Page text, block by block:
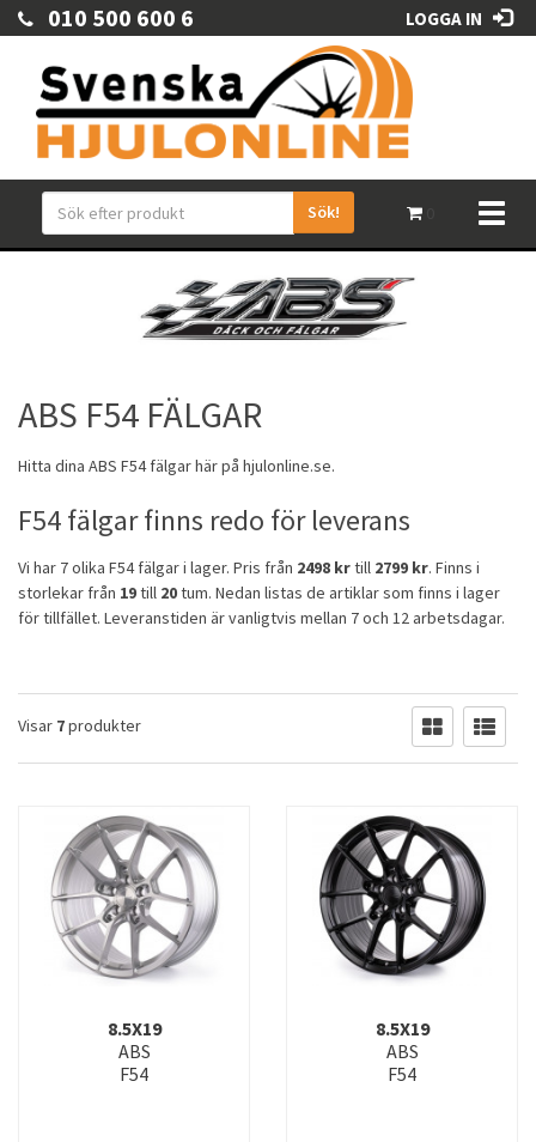
010 500 600 6 LOGGA IN
Sök!
ABS F54 FÄLGAR
Hitta dina ABS F54fälgarhär på hjulonline.se.
F54 fälgar finns redo för leverans
Vi har 7 olika F54 fälgar i lager. Pris från 2498 krtill 2799 kr. Finns i
storlekar från 19till 20tum. Nedan listas de artiklar som finns i lager
för tillfället. Leveranstiden är vanligtvis mellan 7 och 12 arbetsdagar.
Visar 7produkter
8.5X19
ABS
F54
8.5X19
ABS
F54